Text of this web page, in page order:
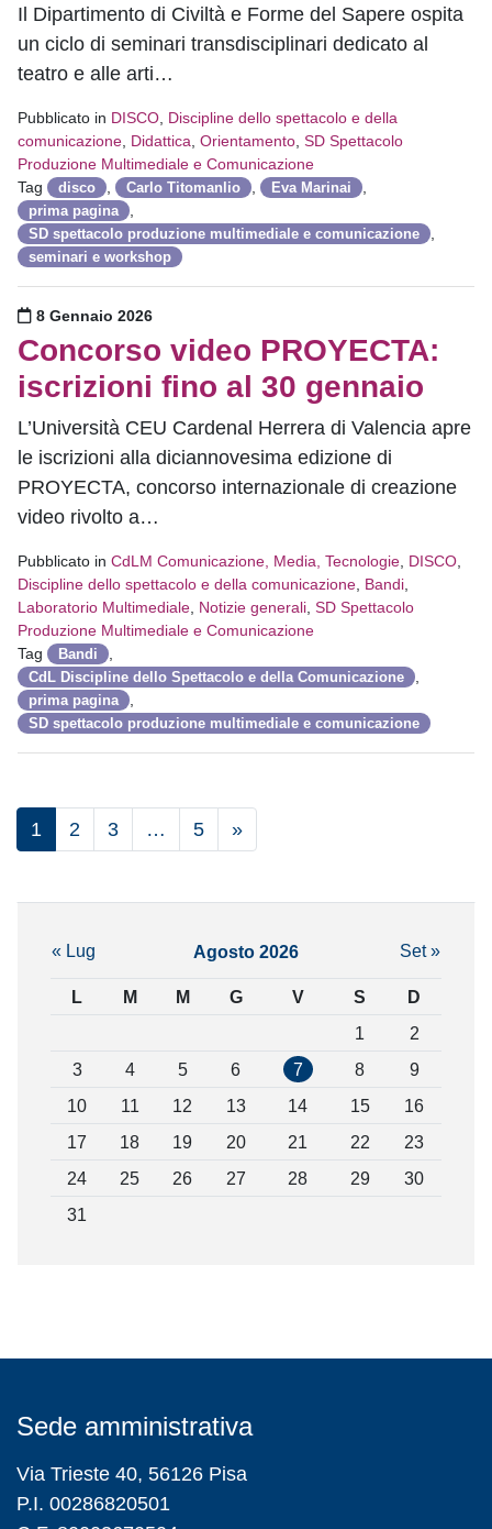
Il Dipartimento di Civiltà e Forme del Sapere ospita
un ciclo di seminari transdisciplinari dedicato al
teatro e alle arti…
Pubblicato in DISCO, Discipline dello spettacolo e della
comunicazione, Didattica, Orientamento, SD Spettacolo
Produzione Multimediale e Comunicazione
Tag
disco , Carlo Titomanlio , Eva Marinai ,
prima pagina ,
SD spettacolo produzione multimediale e comunicazione ,
seminari e workshop
Pubblicato il
8 Gennaio 2026
Concorso video PROYECTA:
iscrizioni fino al 30 gennaio
L’Università CEU Cardenal Herrera di Valencia apre
le iscrizioni alla diciannovesima edizione di
PROYECTA, concorso internazionale di creazione
video rivolto a…
Pubblicato in CdLM Comunicazione, Media, Tecnologie, DISCO,
Discipline dello spettacolo e della comunicazione, Bandi,
Laboratorio Multimediale, Notizie generali, SD Spettacolo
Produzione Multimediale e Comunicazione
Tag
Bandi ,
CdL Discipline dello Spettacolo e della Comunicazione ,
prima pagina ,
SD spettacolo produzione multimediale e comunicazione
1 2 3 … 5 »
Agosto 2026
L M M G V S D
« Lug Set »
1
2
3
4 5 6 7 8
9
10
11 12 13 14 15
16
17
18 19 20 21 22
23
24
25 26 27 28 29
30
31
Sede amministrativa
Via Trieste 40, 56126 Pisa
P.I. 00286820501